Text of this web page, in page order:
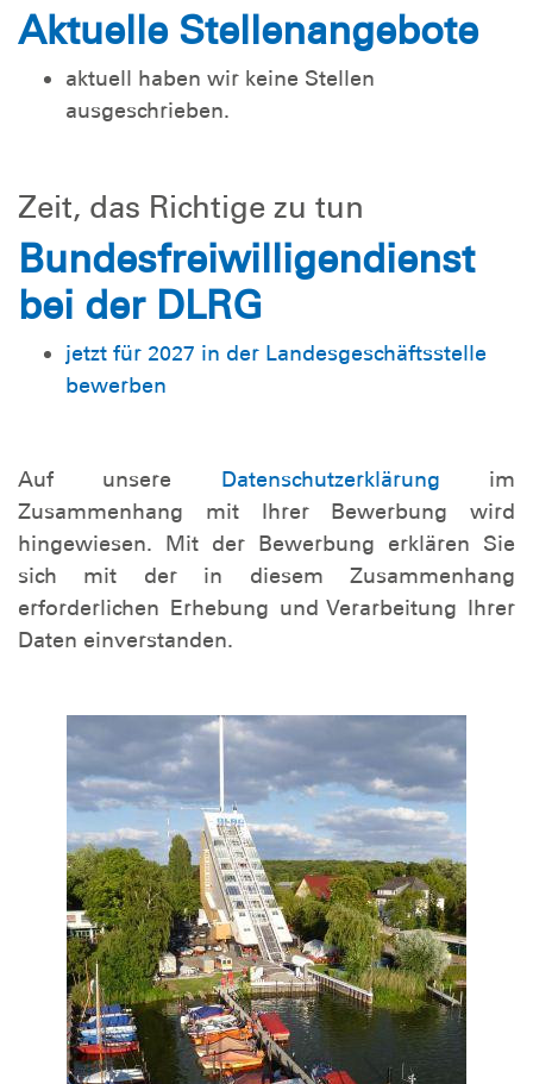
Aktuelle Stellenangebote
aktuell haben wir keine Stellen
ausgeschrieben.
Zeit, das Richtige zu tun
Bundesfreiwilligendienst
bei der DLRG
jetzt für 2027 in der Landesgeschäftsstelle
bewerben
Auf unsere Datenschutzerklärung im
Zusammenhang mit Ihrer Bewerbung wird
hingewiesen. Mit der Bewerbung erklären Sie
sich mit der in diesem Zusammenhang
erforderlichen Erhebung und Verarbeitung Ihrer
Daten einverstanden.